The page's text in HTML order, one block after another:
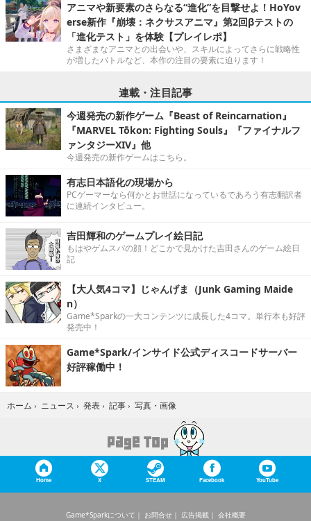
アニマや新要素のさらなる“進化”を目撃せよ！HoYov
erse新作『崩壊：ネクサスアニマ』第2回βテストの
「進化テスト」を体験【プレイレポ】
さまざまなアニマとの出会いや、スキルによってさらに戦略性
が増したバトルなど、本作の注目の要素に迫ります！
連載・注目記事
今週発売の新作ゲーム『Beast of Reincarnation』
『MARVEL Tōkon: Fighting Souls』『ファイナルフ
ァンタジーXIV』他
今週発売の新作ゲームはこちら。
有志日本語化の現場から
PCゲーマーなら何かとお世話になっているであろう有志翻訳者
に連続インタビュー。
吉田輝和のゲームプレイ絵日記
もはやゲムスパの顔！どこかで見かけた吉田さんのゲーム絵日
記
【大人気4コマ】じゃんげま（Junk Gaming Maide
n）
Game*Sparkの一大コンテンツに成長した4コマ。単行本も好評
発売中！
Game*Spark/インサイド公式ディスコードサーバー
好評稼働中！
ホーム › ニュース › 発表 › 記事 › 写真・画像
Home X STEAM Facebook YouTube
Game*Sparkについて お問合せ 広告掲載 会社概要